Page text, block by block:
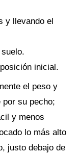
y llevando el
inicial.
el peso y
por su pecho;
y menos
lo más alto
justo debajo de